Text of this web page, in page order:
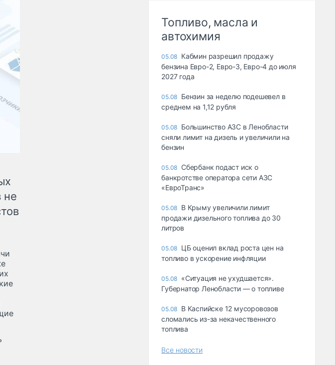
не
Топливо, масла и
автохимия
05.08 Кабмин разрешил продажу
бензина Евро-2, Евро-3, Евро-4 до июля
2027 года
05.08 Бензин за неделю подешевел в
среднем на 1,12 рубля
05.08 Большинство АЗС в Ленобласти
сняли лимит на дизель и увеличили на
бензин
05.08 Сбербанк подаст иск о
банкротстве оператора сети АЗС
«ЕвроТранс»
05.08 В Крыму увеличили лимит
продажи дизельного топлива до 30
литров
05.08 ЦБ оценил вклад роста цен на
топливо в ускорение инфляции
05.08 «Ситуация не ухудшается».
Губернатор Ленобласти — о топливе
05.08 В Каспийске 12 мусоровозов
сломались из-за некачественного
топлива
Все новости